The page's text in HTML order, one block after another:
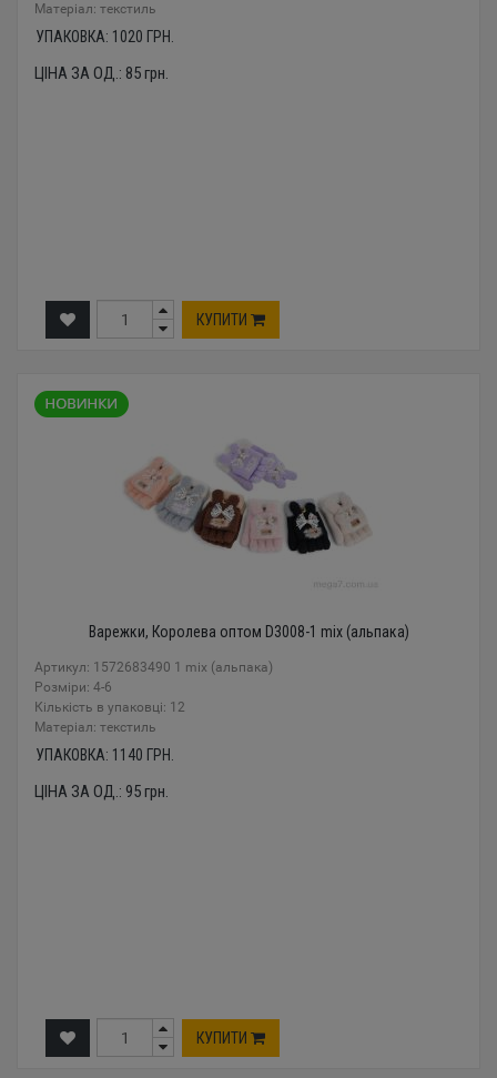
Mатеріал: текстиль
УПАКОВКА: 1020 ГРН.
ЦІНА ЗА ОД.: 85грн.
КУПИТИ
Варежки, Королева оптом D3008-1 mix (альпака)
Артикул: 1572683490 1 mix (альпака)
Розміри: 4-6
Кількість в упаковці: 12
Mатеріал: текстиль
УПАКОВКА: 1140 ГРН.
ЦІНА ЗА ОД.: 95грн.
КУПИТИ